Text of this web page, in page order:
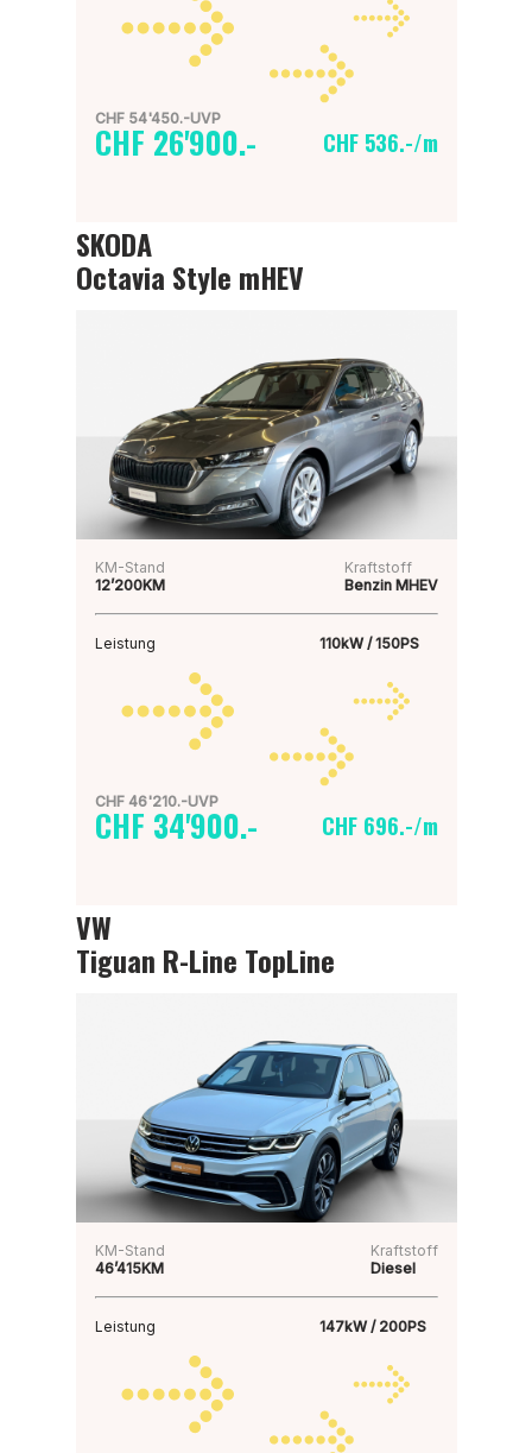
CHF 54'450.-UVP
CHF 26'900.- CHF 536.-/m
SKODA
Octavia Style mHEV
KM-Stand
12’200KM
Kraftstoff
Benzin MHEV
Leistung 110kW / 150PS
CHF 46'210.-UVP
CHF 34'900.- CHF 696.-/m
VW
Tiguan R-Line TopLine
KM-Stand
46’415KM
Kraftstoff
Diesel
Leistung 147kW / 200PS